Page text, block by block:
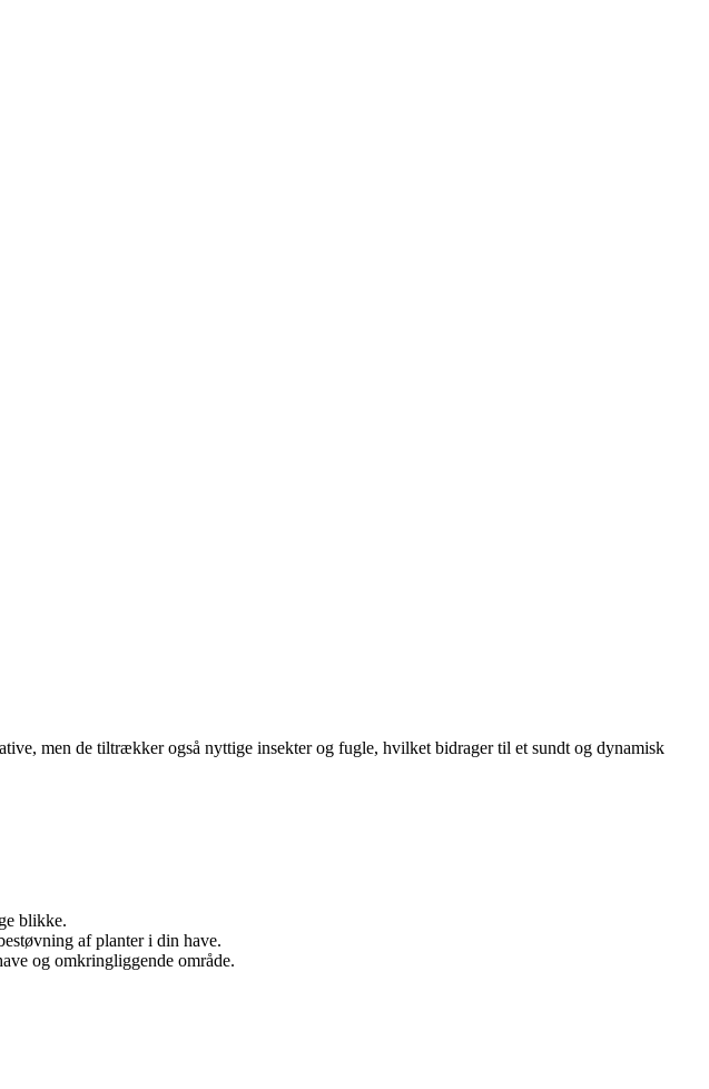
men de tiltrækker også nyttige insekter og fugle, hvilket bidrager til et sundt og dynamisk
blikke.
af planter i din have.
og omkringliggende område.